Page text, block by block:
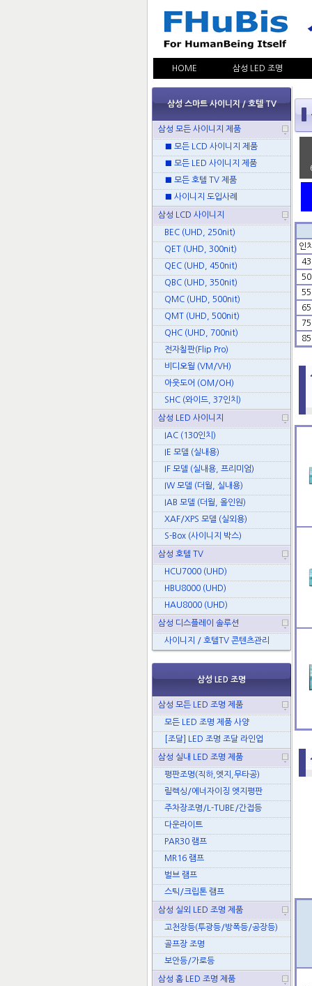
HOME 삼성 LED 조명
삼성 스마트 사이니지 / 호텔 TV
삼성 모든 사이니지 제품
■ 모든 LCD 사이니지 제품
■ 모든 LED 사이니지 제품
■ 모든 호텔 TV 제품
■ 사이니지 도입사례
삼성 LCD 사이니지
BEC (UHD, 250nit)
QET (UHD, 300nit)
QEC (UHD, 450nit)
QBC (UHD, 350nit)
QMC (UHD, 500nit)
QMT (UHD, 500nit)
QHC (UHD, 700nit)
전자칠판(Flip Pro)
비디오월 (VM/VH)
아웃도어 (OM/OH)
SHC (와이드, 37인치)
삼성 LED 사이니지
IAC (130인치)
IE 모델 (실내용)
IF 모델 (실내용, 프리미엄)
IW 모델 (더월, 실내용)
IAB 모델 (더월, 올인원)
XAF/XPS 모델 (실외용)
S-Box (사이니지 박스)
삼성 호텔 TV
HCU7000 (UHD)
HBU8000 (UHD)
HAU8000 (UHD)
삼성 디스플레이 솔루션
사이니지 / 호텔TV 콘텐츠관리
삼성 LED 조명
삼성 모든 LED 조명 제품
모든 LED 조명 제품 사양
[조달] LED 조명 조달 라인업
삼성 실내 LED 조명 제품
평판조명(직하,엣지,무타공)
릴렉싱/에너자이징 엣지평판
주차장조명/L-TUBE/간접등
다운라이트
PAR30 램프
MR16 램프
벌브 램프
스틱/크립톤 램프
삼성 실외 LED 조명 제품
고천장등(투광등/방폭등/공장등)
골프장 조명
보안등/가로등
삼성 홈 LED 조명 제품
인
43
50
55
65
75
85